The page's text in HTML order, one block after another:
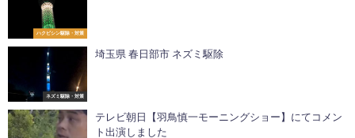
ハクビシン駆除・対策
ネズミ駆除・対策
埼玉県 春日部市 ネズミ駆除
テレビ朝日【羽鳥慎一モーニングショー】にてコメン
ト出演しました